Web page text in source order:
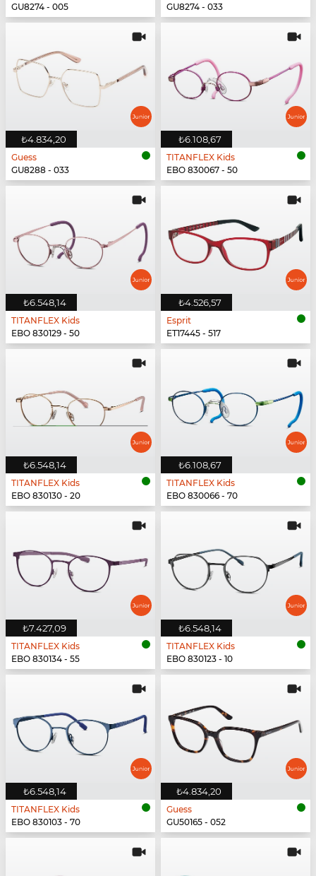
GU8274 - 005
GU8274 - 033
₺4.834,20
Guess
GU8288 - 033
₺6.108,67
TITANFLEX Kids
EBO 830067 - 50
₺6.548,14
TITANFLEX Kids
EBO 830129 - 50
₺4.526,57
Esprit
ET17445 - 517
₺6.548,14
TITANFLEX Kids
EBO 830130 - 20
₺6.108,67
TITANFLEX Kids
EBO 830066 - 70
₺7.427,09
TITANFLEX Kids
EBO 830134 - 55
₺6.548,14
TITANFLEX Kids
EBO 830123 - 10
₺6.548,14
TITANFLEX Kids
EBO 830103 - 70
₺4.834,20
Guess
GU50165 - 052